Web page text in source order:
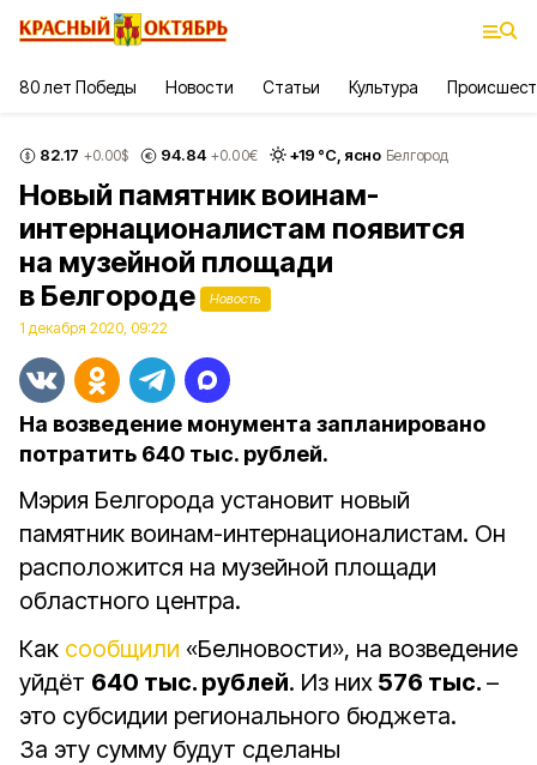
80 лет Победы Новости Статьи Культура
82.17 +0.00$ 94.84 +0.00€ +19 °С, ясно Белгород
Новый памятник воинам-
интернационалистам появится
на музейной площади
в Белгороде
Новость
1 декабря 2020, 09:22
На возведение монумента запланировано
потратить 640 тыс. рублей.
Мэрия Белгорода установит новый
памятник воинам-интернационалистам. Он
расположится на музейной площади
областного центра.
Как сообщили «Белновости», на возведение
уйдёт 640 тыс. рублей. Из них 576 тыс. –
это субсидии регионального бюджета.
За эту сумму будут сделаны